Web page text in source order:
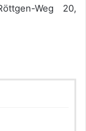
Weg 20,